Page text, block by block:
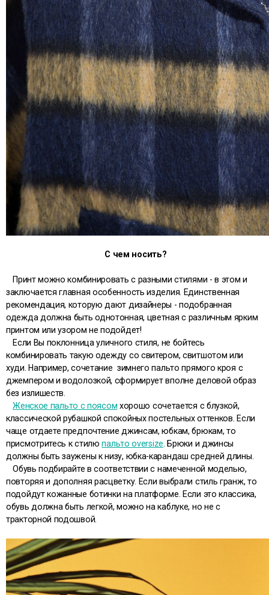
С чем носить?
Принт можно комбинировать с разными стилями - в этом и
заключается главная особенность изделия. Единственная
рекомендация, которую дают дизайнеры - подобранная
одежда должна быть однотонная, цветная с различным ярким
принтом или узором не подойдет!
Если Вы поклонница уличного стиля, не бойтесь
комбинировать такую одежду со свитером, свитшотом или
худи. Например, сочетание зимнего пальто прямого кроя с
джемпером и водолозкой, сформирует вполне деловой образ
без излишеств.
Женское пальто с поясом хорошо сочетается с блузкой,
классической рубашкой спокойных постельных оттенков. Если
чаще отдаете предпочтение джинсам, юбкам, брюкам, то
присмотритесь к стилюпальто oversize. Брюки и джинсы
должны быть заужены к низу, юбка-карандаш средней длины.
Обувь подбирайте в соответствии с намеченной моделью,
повторяя и дополняя расцветку. Если выбрали стиль гранж, то
подойдут кожанные ботинки на платформе. Если это классика,
обувь должна быть легкой, можно на каблуке, но не с
тракторной подошвой.